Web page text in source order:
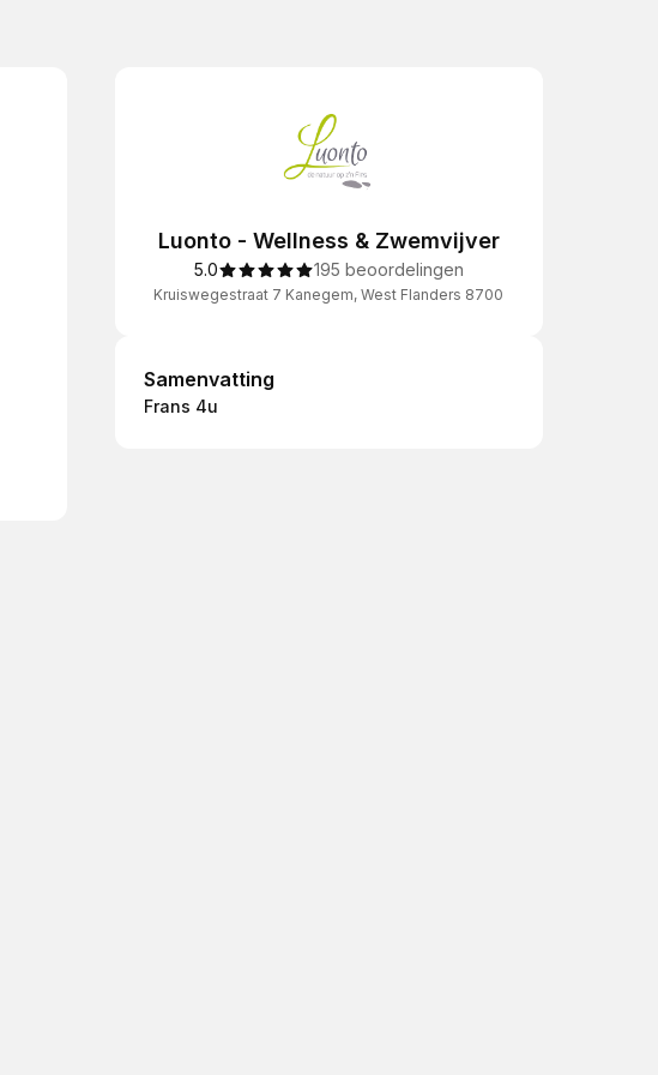
Luonto - Wellness & Zwemvijver
5.0 195 beoordelingen
Kruiswegestraat 7 Kanegem, West Flanders 8700
Samenvatting
Samenvatting
Frans 4u